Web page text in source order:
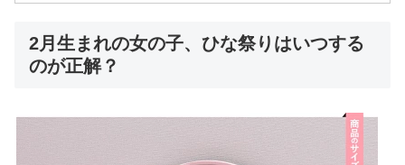
2月生まれの女の子、ひな祭りはいつする
のが正解？